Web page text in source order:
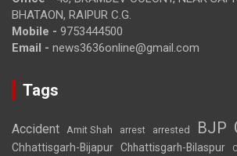
BHATAON, RAIPUR C.G.
Mobile - 9753444500
Email - news3636online@gmail.com
Tags
Accident Amit Shah arrest arrested BJP
Chhattisgarh-Bijapur Chhattisgarh-Bilaspur